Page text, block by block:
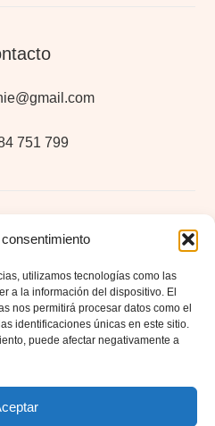
utilizamos tecnologías como las
a la información del dispositivo. El
nos permitirá procesar datos como el
identificaciones únicas en este sitio.
puede afectar negativamente a
751 799
privacidad
cookies (UE)